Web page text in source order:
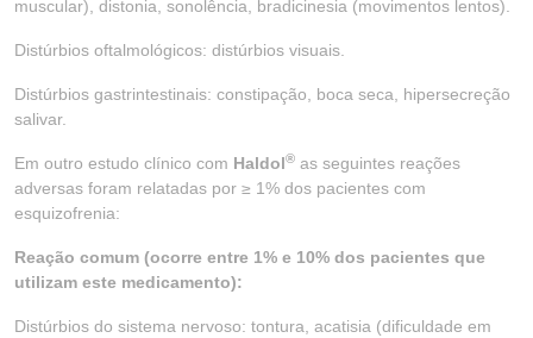
muscular), distonia, sonolência, bradicinesia (movimentos lentos).
Distúrbios oftalmológicos: distúrbios visuais.
Distúrbios gastrintestinais: constipação, boca seca, hipersecreção
salivar.
Em outro estudo clínico com Haldol® as seguintes reações
adversas foram relatadas por ≥ 1% dos pacientes com
esquizofrenia:
Reação comum (ocorre entre 1% e 10% dos pacientes que
utilizam este medicamento):
Distúrbios do sistema nervoso: tontura, acatisia (dificuldade em